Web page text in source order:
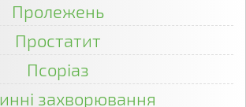
Пролежень
Простатит
Псоріаз
захворювання